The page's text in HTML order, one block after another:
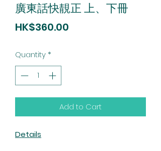
廣東話快靚正 上、下冊
HK$360.00
Quantity*
Add to Cart
Details